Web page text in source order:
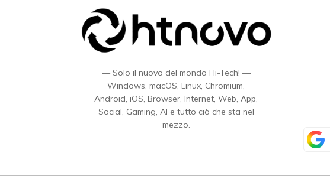
— Solo il nuovo del mondo Hi-Tech! —
Windows, macOS, Linux, Chromium,
Android, iOS, Browser, Internet, Web, App,
Social, Gaming, AI e tutto ciò che sta nel
mezzo.